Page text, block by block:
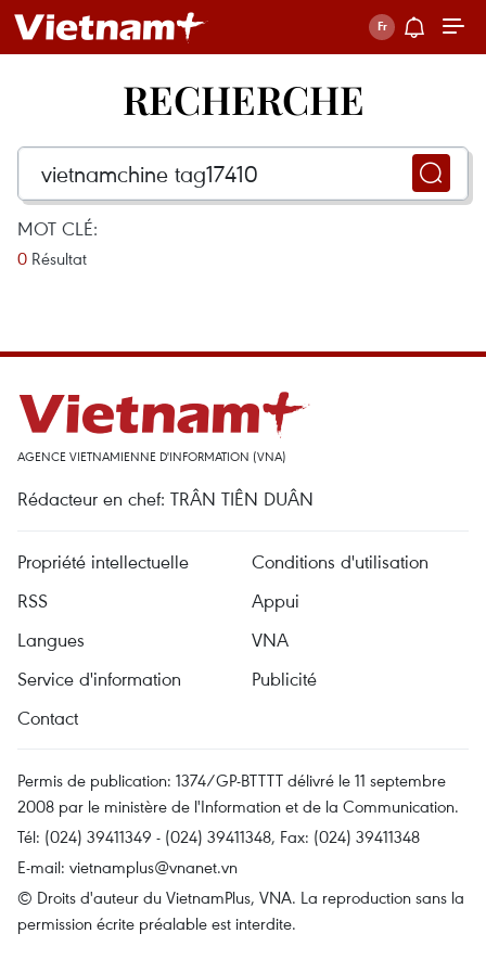
RECHERCHE
MOT CLÉ:
0 Résultat
AGENCE VIETNAMIENNE D'INFORMATION (VNA)
Rédacteur en chef: TRÂN TIÊN DUÂN
Propriété intellectuelle
Conditions d'utilisation
RSS
Appui
Langues
VNA
Service d'information
Publicité
Contact
Permis de publication: 1374/GP-BTTTT délivré le 11 septembre
2008 par le ministère de l'Information et de la Communication.
Tél: (024) 39411349 - (024) 39411348, Fax: (024) 39411348
E-mail: vietnamplus@vnanet.vn
© Droits d'auteur du VietnamPlus, VNA. La reproduction sans la
permission écrite préalable est interdite.